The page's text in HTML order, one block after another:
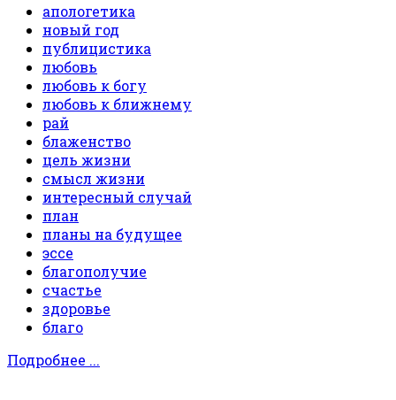
апологетика
новый год
публицистика
любовь
любовь к богу
любовь к ближнему
рай
блаженство
цель жизни
смысл жизни
интересный случай
план
планы на будущее
эссе
благополучие
счастье
здоровье
благо
Подробнее ...